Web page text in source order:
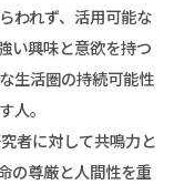
われず、活用可能な
い興味と意欲を持つ
生活圏の持続可能性
人。
者に対して共鳴力と
の尊厳と人間性を重